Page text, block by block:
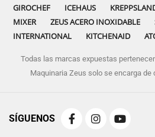
GIROCHEF
ICEHAUS
MIXER
ZEUS ACERO INOXIDABLE
INTERNATIONAL
KITCHENAID
Todas las marcas expuestas
Maquinaria Zeus solo se encarga
SÍGUENOS